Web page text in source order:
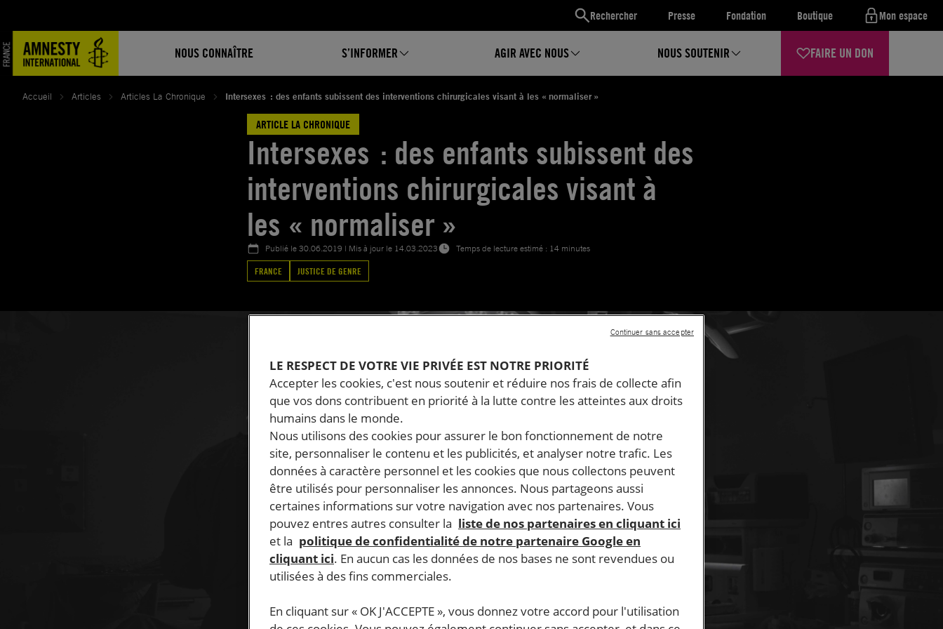
Rechercher Presse Fondation Boutique Mon espace
NOUS CONNAÎTRE S’INFORMER AGIR AVEC NOUS NOUS SOUTENIR FAIRE UN DON
contenu
Accueil Articles Articles La Chronique Intersexes : des enfants subissent des interventions chirurgicales visant à les « normaliser »
ARTICLE LA CHRONIQUE
Intersexes : des enfants subissent des
interventions chirurgicales visant à
les « normaliser »
Publié le30.06.2019 | Mis à jour le 14.03.2023
Temps de lecture estimé : 14 minutes
FRANCE
JUSTICE DE GENRE
LE RESPECT DE VOTRE VIE PRIVÉE EST NOTRE PRIORITÉ
Accepter les cookies, c'est nous soutenir et réduire nos frais de collecte afin
que vos dons contribuent en priorité à la lutte contre les atteintes aux droits
humains dans le monde.
Nous utilisons des cookies pour assurer le bon fonctionnement de notre
site, personnaliser le contenu et les publicités, et analyser notre trafic. Les
données à caractère personnel et les cookies que nous collectons peuvent
être utilisés pour personnaliser les annonces. Nous partageons aussi
certaines informations sur votre navigation avec nos partenaires. Vous
pouvez entres autres consulter la liste de nos partenaires en cliquant ici
et la politique de confidentialité de notre partenaire Google en
cliquant ici. En aucun cas les données de nos bases ne sont revendues ou
utilisées à des fins commerciales.
En cliquant sur « OK J'ACCEPTE », vous donnez votre accord pour l'utilisation
Continuer sans accepter